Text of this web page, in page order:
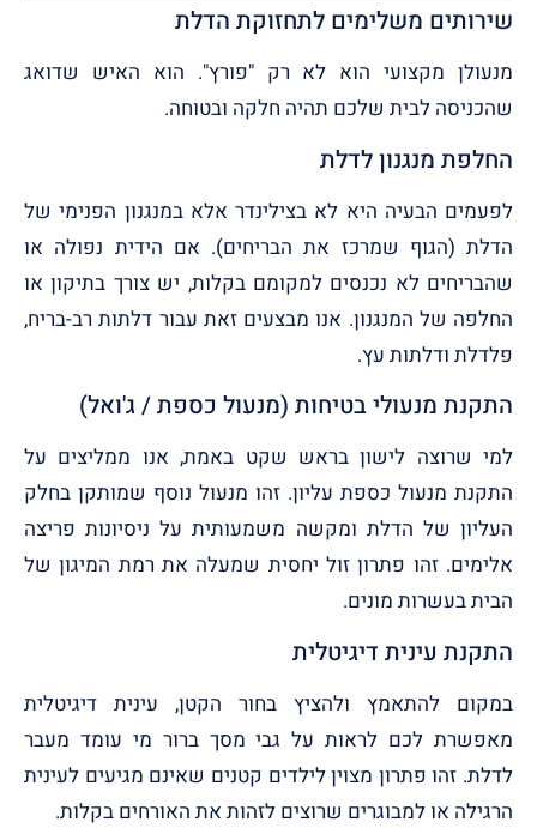
שירותים משלימים לתחזוקת הדלת
מנעולן מקצועי הוא לא רק "פורץ". הוא האיש שדואג
שהכניסה לבית שלכם תהיה חלקה ובטוחה.
החלפת מנגנון לדלת
לפעמים הבעיה היא לא בצילינדר אלא במנגנון הפנימי של
הדלת (הגוף שמרכז את הבריחים). אם הידית נפולה או
שהבריחים לא נכנסים למקומם בקלות, יש צורך בתיקון או
החלפה של המנגנון. אנו מבצעים זאת עבור דלתות רב-בריח,
פלדלת ודלתות עץ.
התקנת מנעולי בטיחות (מנעול כספת / ג'ואל)
למי שרוצה לישון בראש שקט באמת, אנו ממליצים על
התקנת מנעול כספת עליון. זהו מנעול נוסף שמותקן בחלק
העליון של הדלת ומקשה משמעותית על ניסיונות פריצה
אלימים. זהו פתרון זול יחסית שמעלה את רמת המיגון של
הבית בעשרות מונים.
התקנת עינית דיגיטלית
במקום להתאמץ ולהציץ בחור הקטן, עינית דיגיטלית
מאפשרת לכם לראות על גבי מסך ברור מי עומד מעבר
לדלת. זהו פתרון מצוין לילדים קטנים שאינם מגיעים לעינית
הרגילה או למבוגרים שרוצים לזהות את האורחים בקלות.